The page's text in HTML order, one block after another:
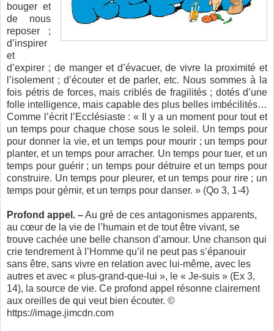
bouger et
de nous
reposer ;
d’inspirer
et
d’expirer ; de manger et d’évacuer, de vivre la proximité et
l’isolement ; d’écouter et de parler, etc. Nous sommes à la
fois pétris de forces, mais criblés de fragilités ; dotés d’une
folle intelligence, mais capable des plus belles imbécilités…
Comme l’écrit l’Ecclésiaste : « Il y a un moment pour tout et
un temps pour chaque chose sous le soleil. Un temps pour
pour donner la vie, et un temps pour mourir ; un temps pour
planter, et un temps pour arracher. Un temps pour tuer, et un
temps pour guérir ; un temps pour détruire et un temps pour
construire. Un temps pour pleurer, et un temps pour rire ; un
temps pour gémir, et un temps pour danser. » (Qo 3, 1-4)
Profond appel. –Au gré de ces antagonismes apparents,
au cœur de la vie de l’humain et de tout être vivant, se
trouve cachée une belle chanson d’amour. Une chanson qui
crie tendrement à l’Homme qu’il ne peut pas s’épanouir
sans être, sans vivre en relation avec lui-même, avec les
autres et avec « plus-grand-que-lui », le « Je-suis » (Ex 3,
14), la source de vie. Ce profond appel résonne clairement
aux oreilles de qui veut bien écouter. ©
https://image.jimcdn.com